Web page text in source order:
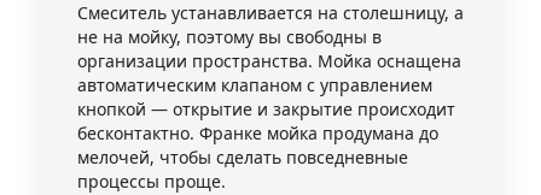
Смеситель устанавливается на столешницу, а
не на мойку, поэтому вы свободны в
организации пространства. Мойка оснащена
автоматическим клапаном с управлением
кнопкой — открытие и закрытие происходит
бесконтактно. Франке мойка продумана до
мелочей, чтобы сделать повседневные
процессы проще.